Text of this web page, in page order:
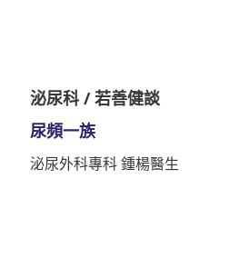
泌尿科 / 若善健談
尿頻一族
泌尿外科專科 鍾楊醫生